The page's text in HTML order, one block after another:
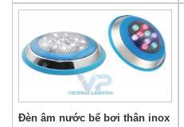
Đèn âm nước bể bơi thân inox